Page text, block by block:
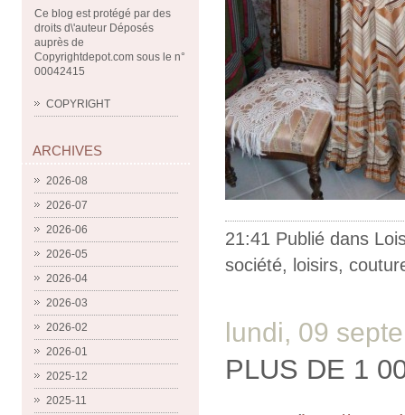
Ce blog est protégé par des
droits d\'auteur Déposés
auprès de
Copyrightdepot.com sous le n°
00042415
COPYRIGHT
ARCHIVES
2026-08
2026-07
2026-06
2026-05
2026-04
2026-03
2026-02
2026-01
2025-12
2025-11
21:41 Publié dans
société, loisirs,
lundi, 09
PLUS DE 1